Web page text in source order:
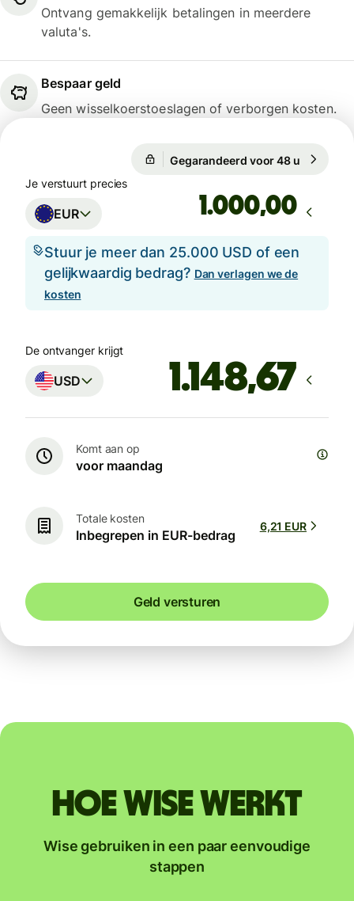
Ontvang gemakkelijk betalingen in meerdere
valuta's.
Bespaar geld
Geen wisselkoerstoeslagen of verborgen kosten.
Gegarandeerd voor 48 u
Je verstuurt precies
EUR ,00
Stuur je meer dan 25.000 USD of een
gelijkwaardig bedrag? Dan verlagen we de
kosten
De ontvanger krijgt
USD
Komt aan op
voor maandag
Totale kosten
Inbegrepen in EUR-bedrag
6,21 EUR
Geld versturen
Hoe Wise werkt
Wise gebruiken in een paar eenvoudige
stappen